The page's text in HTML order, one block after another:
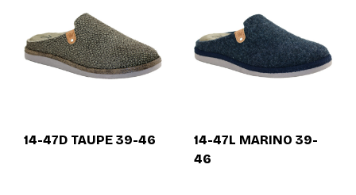
14-47D TAUPE 39-46
14-47L MARINO 39-
46